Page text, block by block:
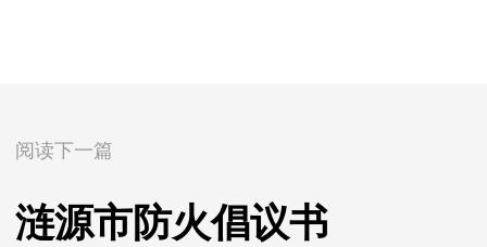
阅读下一篇
涟源市防火倡议书